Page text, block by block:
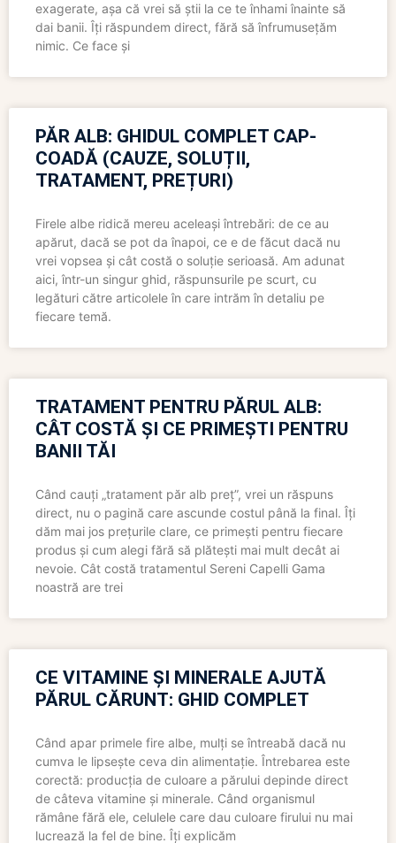
exagerate, așa că vrei să știi la ce te înhami înainte să
dai banii. Îți răspundem direct, fără să înfrumusețăm
nimic. Ce face și
PĂR ALB: GHIDUL COMPLET CAP-
COADĂ (CAUZE, SOLUȚII,
TRATAMENT, PREȚURI)
Firele albe ridică mereu aceleași întrebări: de ce au
apărut, dacă se pot da înapoi, ce e de făcut dacă nu
vrei vopsea și cât costă o soluție serioasă. Am adunat
aici, într-un singur ghid, răspunsurile pe scurt, cu
legături către articolele în care intrăm în detaliu pe
fiecare temă.
TRATAMENT PENTRU PĂRUL ALB:
CÂT COSTĂ ȘI CE PRIMEȘTI PENTRU
BANII TĂI
Când cauți „tratament păr alb preț”, vrei un răspuns
direct, nu o pagină care ascunde costul până la final. Îți
dăm mai jos prețurile clare, ce primești pentru fiecare
produs și cum alegi fără să plătești mai mult decât ai
nevoie. Cât costă tratamentul Sereni Capelli Gama
noastră are trei
CE VITAMINE ȘI MINERALE AJUTĂ
PĂRUL CĂRUNT: GHID COMPLET
Când apar primele fire albe, mulți se întreabă dacă nu
cumva le lipsește ceva din alimentație. Întrebarea este
corectă: producția de culoare a părului depinde direct
de câteva vitamine și minerale. Când organismul
rămâne fără ele, celulele care dau culoare firului nu mai
lucrează la fel de bine. Îți explicăm